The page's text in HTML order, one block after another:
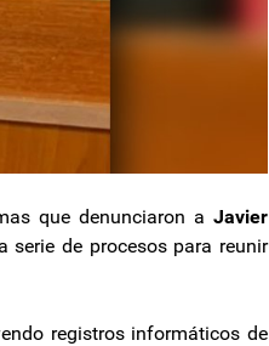
que denunciaron a Javier
serie de procesos para reunir
registros informáticos de